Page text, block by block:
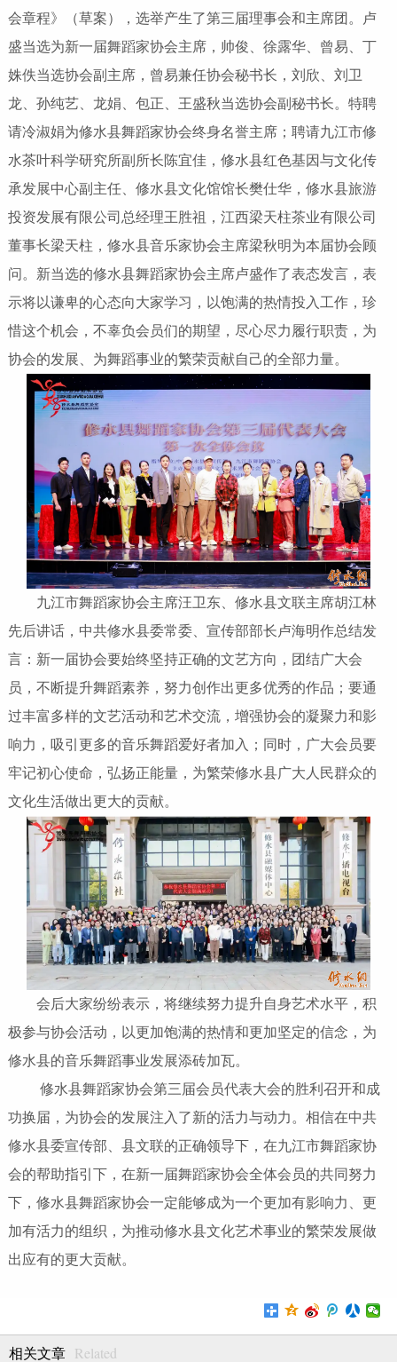
会章程》（草案），选举产生了第三届理事会和主席团。卢
盛当选为新一届舞蹈家协会主席，帅俊、徐露华、曾易、丁
姝佚当选协会副主席，曾易兼任协会秘书长，刘欣、刘卫
龙、孙纯艺、龙娟、包正、王盛秋当选协会副秘书长。特聘
请冷淑娟为修水县舞蹈家协会终身名誉主席；聘请九江市修
水茶叶科学研究所副所长陈宜佳，修水县红色基因与文化传
承发展中心副主任、修水县文化馆馆长樊仕华，修水县旅游
投资发展有限公司总经理王胜祖，江西梁天柱茶业有限公司
董事长梁天柱，修水县音乐家协会主席梁秋明为本届协会顾
问。新当选的修水县舞蹈家协会主席卢盛作了表态发言，表
示将以谦卑的心态向大家学习，以饱满的热情投入工作，珍
惜这个机会，不辜负会员们的期望，尽心尽力履行职责，为
协会的发展、为舞蹈事业的繁荣贡献自己的全部力量。
九江市舞蹈家协会主席汪卫东、修水县文联主席胡江林
先后讲话，中共修水县委常委、宣传部部长卢海明作总结发
言：新一届协会要始终坚持正确的文艺方向，团结广大会
员，不断提升舞蹈素养，努力创作出更多优秀的作品；要通
过丰富多样的文艺活动和艺术交流，增强协会的凝聚力和影
响力，吸引更多的音乐舞蹈爱好者加入；同时，广大会员要
牢记初心使命，弘扬正能量，为繁荣修水县广大人民群众的
文化生活做出更大的贡献。
会后大家纷纷表示，将继续努力提升自身艺术水平，积
极参与协会活动，以更加饱满的热情和更加坚定的信念，为
修水县的音乐舞蹈事业发展添砖加瓦。
修水县舞蹈家协会第三届会员代表大会的胜利召开和成
功换届，为协会的发展注入了新的活力与动力。相信在中共
修水县委宣传部、县文联的正确领导下，在九江市舞蹈家协
会的帮助指引下，在新一届舞蹈家协会全体会员的共同努力
下，修水县舞蹈家协会一定能够成为一个更加有影响力、更
加有活力的组织，为推动修水县文化艺术事业的繁荣发展做
出应有的更大贡献。
相关文章 Related